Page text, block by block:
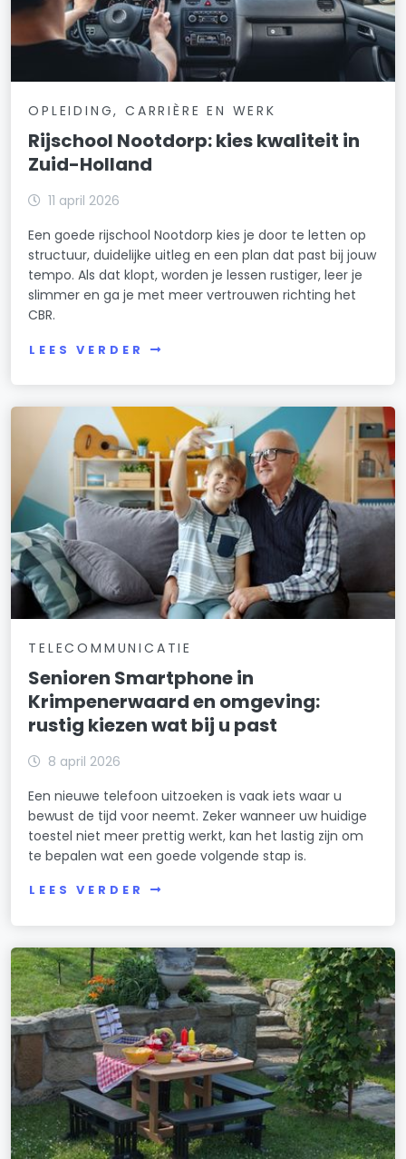
OPLEIDING, CARRIÈRE EN WERK
Rijschool Nootdorp: kies kwaliteit in
Zuid-Holland
11 april 2026
Een goede rijschool Nootdorp kies je door te letten op
structuur, duidelijke uitleg en een plan dat past bij jouw
tempo. Als dat klopt, worden je lessen rustiger, leer je
slimmer en ga je met meer vertrouwen richting het
CBR.
LEES VERDER
TELECOMMUNICATIE
Senioren Smartphone in
Krimpenerwaard en omgeving:
rustig kiezen wat bij u past
8 april 2026
Een nieuwe telefoon uitzoeken is vaak iets waar u
bewust de tijd voor neemt. Zeker wanneer uw huidige
toestel niet meer prettig werkt, kan het lastig zijn om
te bepalen wat een goede volgende stap is.
LEES VERDER